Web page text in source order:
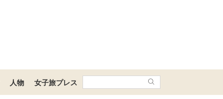
人物 女子旅プレス